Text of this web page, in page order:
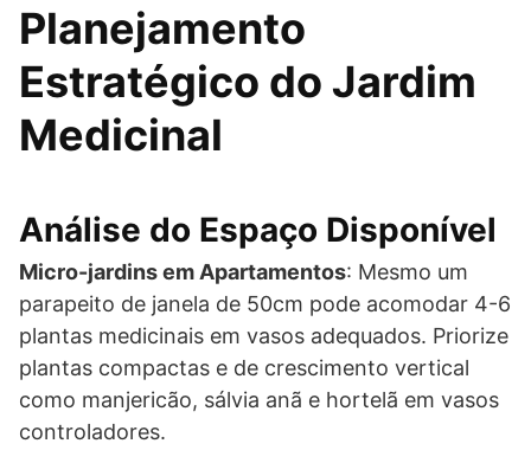
Planejamento
Estratégico do Jardim
Medicinal
Análise do Espaço Disponível
Micro-jardins em Apartamentos: Mesmo um
parapeito de janela de 50cm pode acomodar 4-6
plantas medicinais em vasos adequados. Priorize
plantas compactas e de crescimento vertical
como manjericão, sálvia anã e hortelã em vasos
controladores.